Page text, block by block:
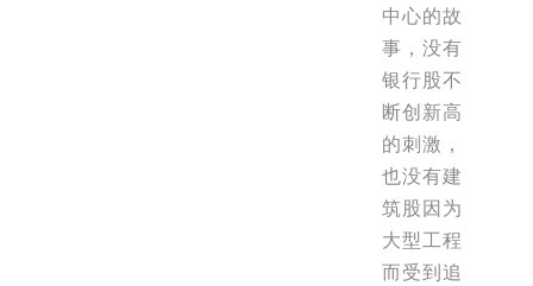
中心的故
事，没有
银行股不
断创新高
的刺激，
也没有建
筑股因为
大型工程
而受到追